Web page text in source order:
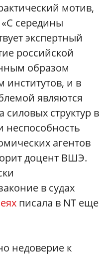
мотив,
середины
экспертный
российской
образом
институтов, и в
являются
силовых структур в
агентов
доцент ВШЭ.
в судах
писала в NT еще
недоверие к